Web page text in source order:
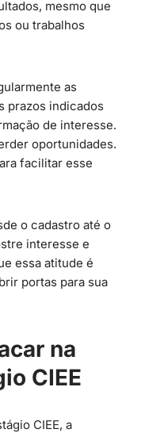
mesmo que
ou trabalhos
as
prazos indicados
de interesse.
oportunidades.
facilitar esse
o cadastro até o
interesse e
essa atitude é
portas para sua
na
CIEE
CIEE, a